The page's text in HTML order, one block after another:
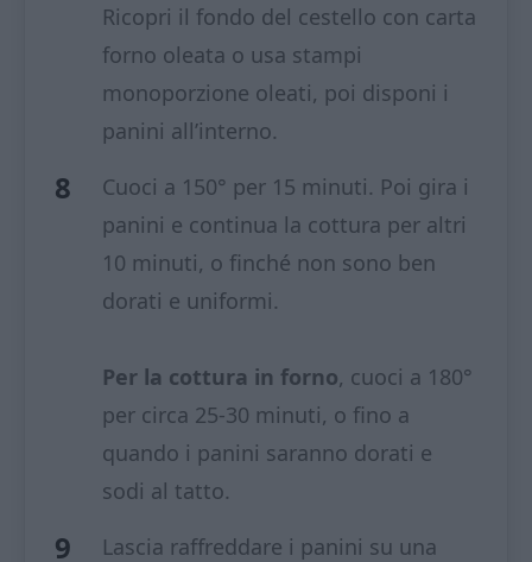
Ricopri il fondo del cestello con carta
forno oleata o usa stampi
monoporzione oleati, poi disponi i
panini all’interno.
Cuoci a 150° per 15 minuti. Poi gira i
panini e continua la cottura per altri
10 minuti, o finché non sono ben
dorati e uniformi.
Per la cottura in forno, cuoci a 180°
per circa 25-30 minuti, o fino a
quando i panini saranno dorati e
sodi al tatto.
Lascia raffreddare i panini su una